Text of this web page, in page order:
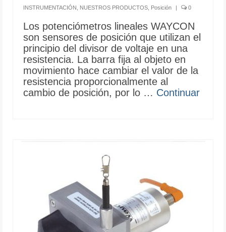
INSTRUMENTACIÓN NUESTROS PRODUCTOS Posición 0
Los potenciómetros lineales WAYCON
son sensores de posición que utilizan el
principio del divisor de voltaje en una
resistencia. La barra fija al objeto en
movimiento hace cambiar el valor de la
resistencia proporcionalmente al
cambio de posición, por lo … Continuar